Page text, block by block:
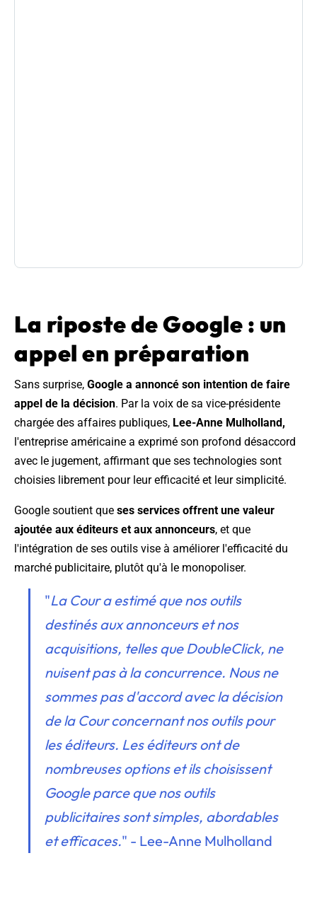
La riposte de Google : un
appel en préparation
Sans surprise, Google a annoncé son intention de faire
appel de la décision. Par la voix de sa vice-présidente
chargée des affaires publiques, Lee-Anne Mulholland,
l'entreprise américaine a exprimé son profond désaccord
avec le jugement, affirmant que ses technologies sont
choisies librement pour leur efficacité et leur simplicité.
Google soutient que ses services offrent une valeur
ajoutée aux éditeurs et aux annonceurs, et que
l'intégration de ses outils vise à améliorer l'efficacité du
marché publicitaire, plutôt qu'à le monopoliser.
"La Cour a estimé que nos outils
destinés aux annonceurs et nos
acquisitions, telles que DoubleClick, ne
nuisent pas à la concurrence. Nous ne
sommes pas d'accord avec la décision
de la Cour concernant nos outils pour
les éditeurs. Les éditeurs ont de
nombreuses options et ils choisissent
Google parce que nos outils
publicitaires sont simples, abordables
et efficaces." - Lee-Anne Mulholland